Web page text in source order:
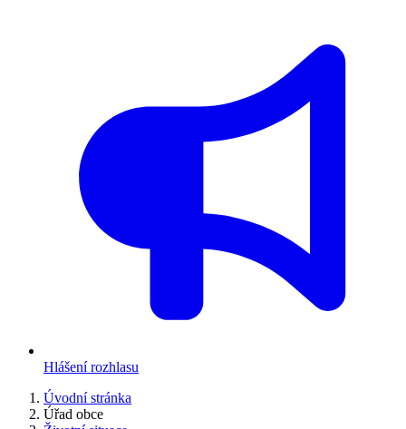
Hlášení rozhlasu
Úvodní stránka
Úřad obce